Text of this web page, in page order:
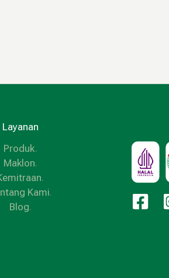
Layanan
Produk.
Maklon.
.
Kami.
Blog.